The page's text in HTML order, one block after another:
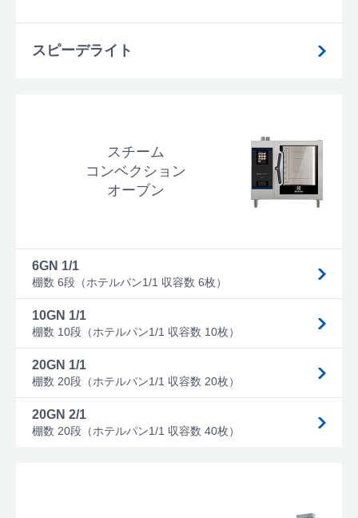
スピーデライト
スチーム
コンベクション
オーブン
6GN 1/1
棚数 6段（ホテルパン1/1 収容数 6枚）
10GN 1/1
棚数 10段（ホテルパン1/1 収容数 10枚）
20GN 1/1
棚数 20段（ホテルパン1/1 収容数 20枚）
20GN 2/1
棚数 20段（ホテルパン1/1 収容数 40枚）